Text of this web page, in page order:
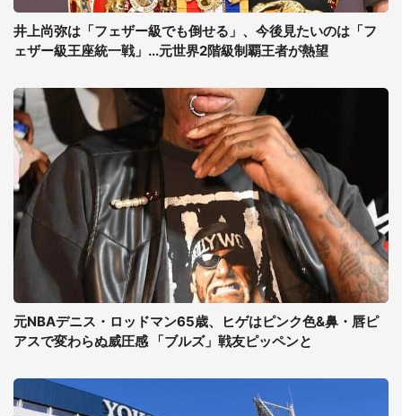
井上尚弥は「フェザー級でも倒せる」、今後見たいのは「フ
ェザー級王座統一戦」...元世界2階級制覇王者が熱望
元NBAデニス・ロッドマン65歳、ヒゲはピンク色&鼻・唇ピ
アスで変わらぬ威圧感 「ブルズ」戦友ピッペンと